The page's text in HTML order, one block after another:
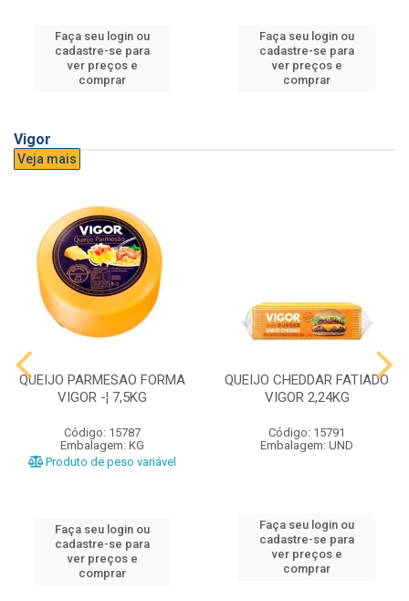
Faça seu login ou
cadastre-se para
ver preços e
comprar
Faça seu login ou
cadastre-se para
ver preços e
comprar
Vigor
Veja mais
QUEIJO PARMESAO FORMA
VIGOR -¦ 7,5KG
Código: 15787
Embalagem: KG
Produto de peso variável
Faça seu login ou
cadastre-se para
ver preços e
comprar
QUEIJO CHEDDAR FATIADO
VIGOR 2,24KG
Código: 15791
Embalagem: UND
Faça seu login ou
cadastre-se para
ver preços e
comprar